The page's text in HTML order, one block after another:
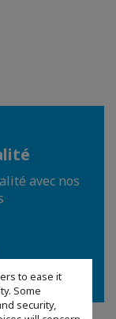
to ease it
Some
security,
avec nos